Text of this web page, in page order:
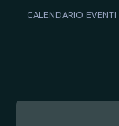
CALENDARIO EVENTI